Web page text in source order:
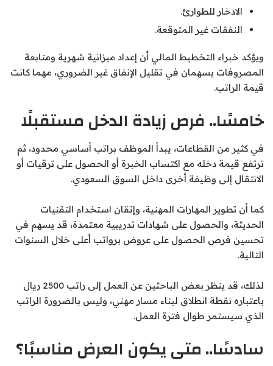
الادخار للطوارئ.
النفقات غير المتوقعة.
ويؤكد خبراء التخطيط المالي أن إعداد ميزانية شهرية ومتابعة
المصروفات يسهمان في تقليل الإنفاق غير الضروري، مهما كانت
قيمة الراتب.
خامسًا.. فرص زيادة الدخل مستقبلًا
في كثير من القطاعات، يبدأ الموظف براتب أساسي محدود، ثم
ترتفع قيمة دخله مع اكتساب الخبرة أو الحصول على ترقيات أو
الانتقال إلى وظيفة أخرى داخل السوق السعودي.
كما أن تطوير المهارات المهنية، وإتقان استخدام التقنيات
الحديثة، والحصول على شهادات تدريبية معتمدة، قد يسهم في
تحسين فرص الحصول على عروض برواتب أعلى خلال السنوات
التالية.
لذلك، قد ينظر بعض الباحثين عن العمل إلى راتب 2500 ريال
باعتباره نقطة انطلاق لبناء مسار مهني، وليس بالضرورة الراتب
الذي سيستمر طوال فترة العمل.
سادسًا.. متى يكون العرض مناسبًا؟